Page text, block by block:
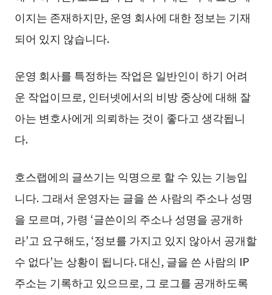
이지는 존재하지만, 운영 회사에 대한 정보는 기재
되어 있지 않습니다.
운영 회사를 특정하는 작업은 일반인이 하기 어려
운 작업이므로, 인터넷에서의 비방 중상에 대해 잘
아는 변호사에게 의뢰하는 것이 좋다고 생각됩니
다.
호스랩에의 글쓰기는 익명으로 할 수 있는 기능입
니다. 그래서 운영자는 글을 쓴 사람의 주소나 성명
을 모르며, 가령 ‘글쓴이의 주소나 성명을 공개하
라’고 요구해도, ‘정보를 가지고 있지 않아서 공개할
수 없다’는 상황이 됩니다. 대신, 글을 쓴 사람의 IP
주소는 기록하고 있으므로, 그 로그를 공개하도록